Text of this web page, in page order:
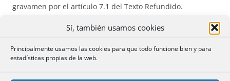
Sí, también usamos cookies
Principalmente usamos las cookies para que todo funcione bien y para
estadísticas propias de la web.
gravamen por el artículo 7.1 del Texto Refundido.
El último caso es el que resulta ser más problemático, pues
especial -compatible con el uso por terceros- del dominio